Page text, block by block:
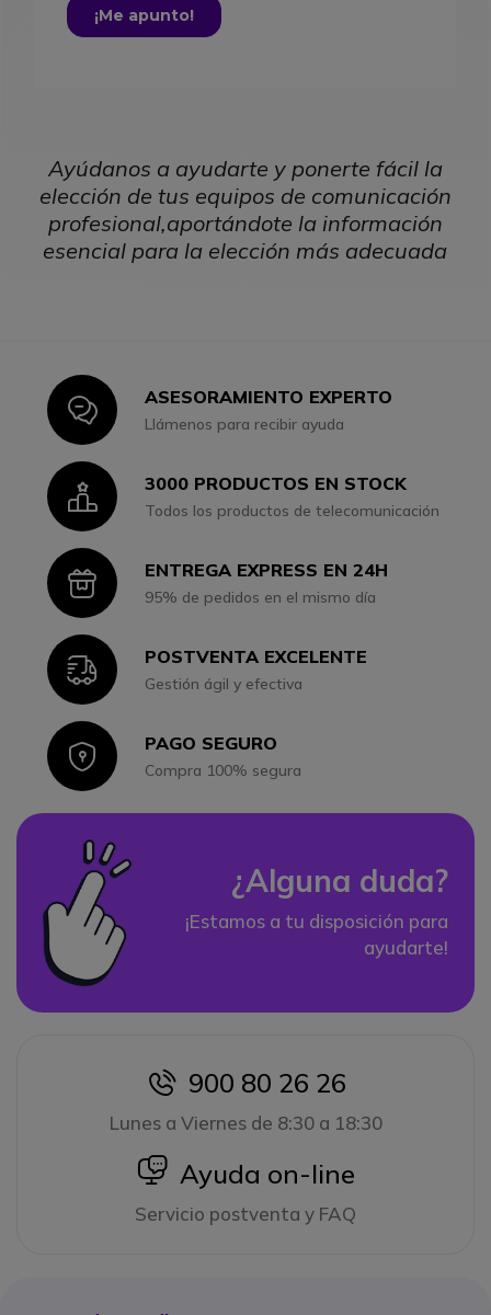
Ayúdanos a ayudarte y ponerte fácil la
elección de tus equipos de comunicación
profesional,aportándote la información
esencial para la elección más adecuada
IconASESORAMIENTO EXPERTO
Llámenos para recibir ayuda
Icon3000 PRODUCTOS EN STOCK
Todos los productos de telecomunicación
IconENTREGA EXPRESS EN 24H
95% de pedidos en el mismo día
IconPOSTVENTA EXCELENTE
Gestión ágil y efectiva
IconPAGO SEGURO
Compra 100% segura
¿Alguna duda?
¡Estamos a tu disposición para
ayudarte!
icon
900 80 26 26
Lunes a Viernes de 8:30 a 18:30
icon
Ayuda on-line
Servicio postventa y FAQ